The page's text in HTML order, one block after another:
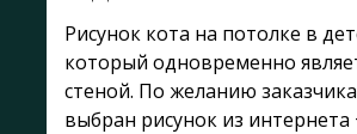
Рисунок кота на потолке в
который одновременно
стеной. По желанию
выбран рисунок из интернета